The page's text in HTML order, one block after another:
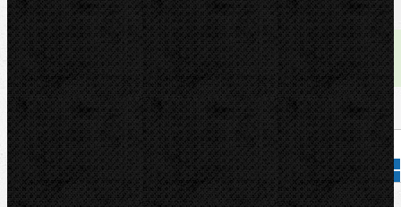
4 507,25 Kč
Dostupnost:
skladem
Množství:
Přidat do košíku